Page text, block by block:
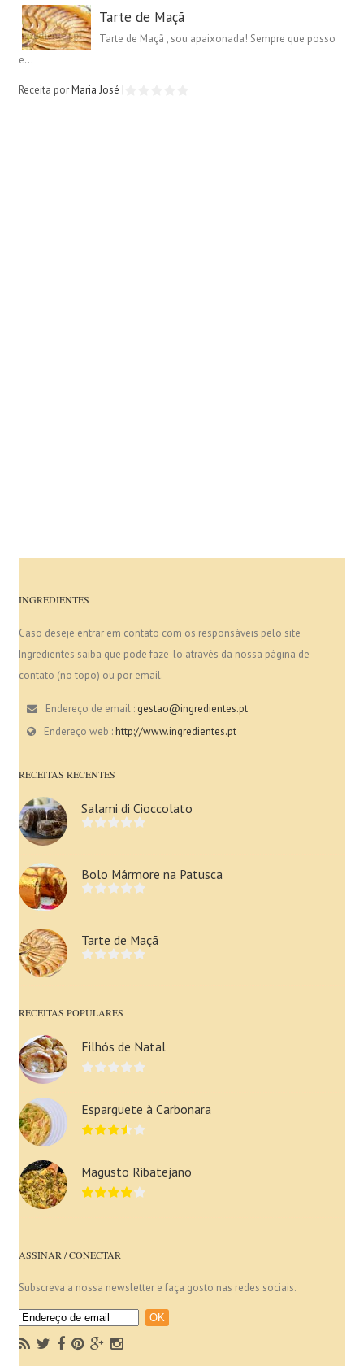
Tarte de Maçã
Tarte de Maçã , sou apaixonada! Sempre que posso
e...
Receita porMaria José |
INGREDIENTES
Caso deseje entrar em contato com os responsáveis pelo site
Ingredientes saiba que pode faze-lo através da nossa página de
contato (no topo) ou por email.
Endereço de email : gestao@ingredientes.pt
Endereço web :http://www.ingredientes.pt
RECEITAS RECENTES
Salami di Cioccolato
Bolo Mármore na Patusca
Tarte de Maçã
RECEITAS POPULARES
Filhós de Natal
Esparguete à Carbonara
Magusto Ribatejano
ASSINAR / CONECTAR
Subscreva a nossa newsletter e faça gosto nas redes sociais.